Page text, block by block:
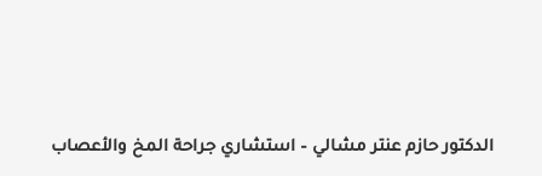
الدكتور حازم عنتر مشالي – استشاري جراحة المخ والأعصاب